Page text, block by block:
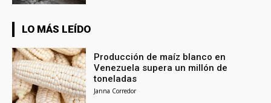
LO MÁS LEÍDO
Producción de maíz blanco en
Venezuela supera un millón de
toneladas
Janna Corredor